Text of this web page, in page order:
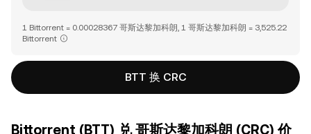
1 Bittorrent = 0.00028367 哥斯达黎加科朗, 1 哥斯达黎加科朗 = 3,525.22
Bittorrent
BTT 换 CRC
Bittorrent (BTT) 兑 哥斯达黎加科朗 (CRC) 价